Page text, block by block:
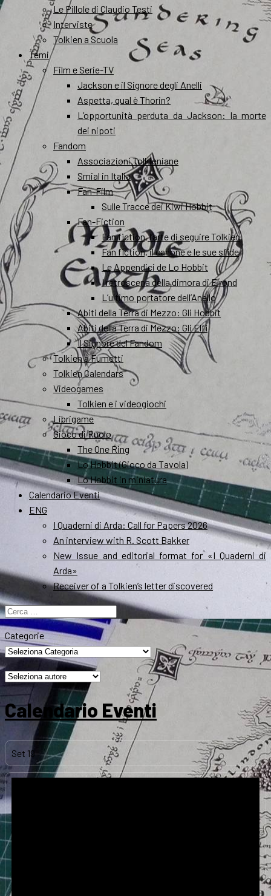
Le Pillole di Claudio Testi
Interviste
Tolkien a Scuola
Temi
Film e Serie-TV
Jackson e il Signore degli Anelli
Aspetta, qual è Thorin?
L’opportunità perduta da Jackson: la morte
dei nipoti
Fandom
Associazioni Tolkieniane
Smial in Italia
Fan-Film
Sulle Tracce dei Kiwi Hobbit
Fan-Fiction
Fan fiction, l’arte di seguire Tolkien
Fan fiction, il canone e le sue sfide
Le Appendici de Lo Hobbit
I retroscena della dimora di Elrond
L’ultimo portatore dell’Anello
Abiti della Terra di Mezzo: Gli Hobbit
Abiti della Terra di Mezzo: Gli Elfi
Il Signore del Fandom
Tolkien a Fumetti
Tolkien Calendars
Videogames
Tolkien e i videogiochi
Librigame
Gioco di Ruolo
The One Ring
Lo Hobbit (Gioco da Tavola)
Lo Hobbit in miniatura
Calendario Eventi
ENG
I Quaderni di Arda: Call for Papers 2026
An interview with R. Scott Bakker
New Issue and editorial format for «I Quaderni di
Arda»
Receiver of a Tolkien’s letter discovered
Ricerca
per:
Categorie
Calendario Eventi
Set 19